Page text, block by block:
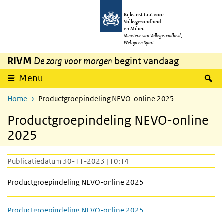
Overslaan en naar de inhoud gaan
Rijksinstituut voor
Volksgezondheid
en Milieu
Ministerie van Volksgezondheid,
Welzijn en Sport
RIVM De zorg voor morgen begint vandaag
Menu
Home Productgroepindeling NEVO-online 2025
Productgroepindeling NEVO-online
2025
Publicatiedatum 30-11-2023 | 10:14
Productgroepindeling NEVO-online 2025
Productgroepindeling NEVO-online 2025